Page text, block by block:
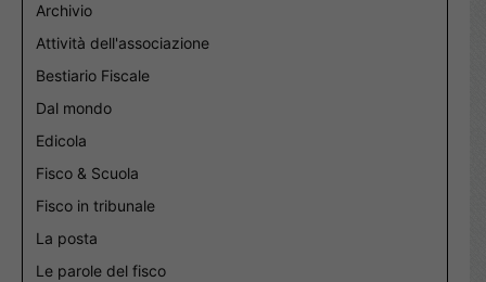
Archivio
Attività dell'associazione
Bestiario Fiscale
Dal mondo
Edicola
Fisco & Scuola
Fisco in tribunale
La posta
Le parole del fisco